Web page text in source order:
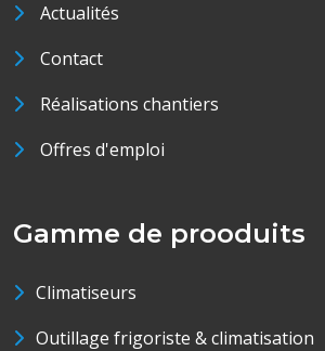
Actualités
Contact
Réalisations chantiers
Offres d'emploi
Gamme de prooduits
Climatiseurs
Outillage frigoriste & climatisation